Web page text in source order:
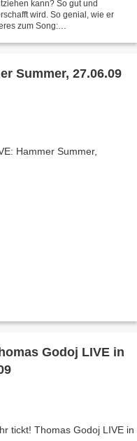
kann? So gut und
wird. So genial, wie er
zum Song:
Summer, 27.06.09
Godoj LIVE in